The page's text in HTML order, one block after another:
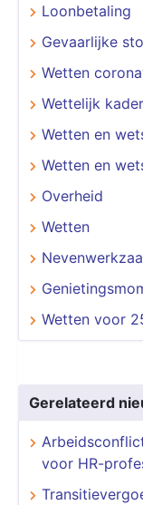
Loonbetaling
Gevaarlijke
Wetten
Wettelijk
Wetten en
Wetten en
Overheid
Wetten
Wetten voor
Gerelateerd
voor HR-